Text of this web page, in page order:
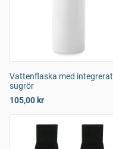
Vattenflaska med integrerat
sugrör
105,00 kr